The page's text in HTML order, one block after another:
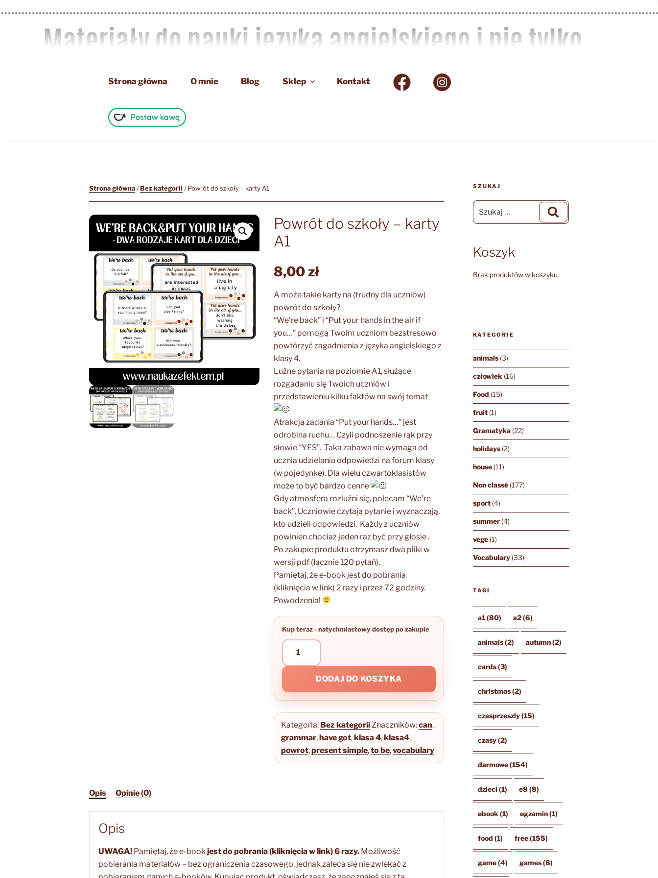
Strona główna O mnie Blog Sklep Kontakt
Strona główna/Bez kategorii / Powrót do szkoły – karty A1
Powrót do szkoły – karty
A1
8,00zł
A może takie karty na (trudny dla uczniów)
powrót do szkoły?
“We’re back” i “Put your hands in the air if
you…” pomogą Twoim uczniom bezstresowo
powtórzyć zagadnienia z języka angielskiego z
klasy 4.
Luźne pytania na poziomie A1, służące
rozgadaniu się Twoich uczniów i
przedstawieniu kilku faktów na swój temat
Atrakcją zadania “Put your hands…” jest
odrobina ruchu… Czyli podnoszenie rąk przy
słowie “YES”. Taka zabawa nie wymaga od
ucznia udzielania odpowiedzi na forum klasy
(w pojedynkę). Dla wielu czwartoklasistów
może to być bardzo cenne
Gdy atmosfera rozluźni się, polecam “We’re
back”. Uczniowie czytają pytanie i wyznaczają,
kto udzieli odpowiedzi. Każdy z uczniów
powinien chociaż jeden raz być przy głosie .
Po zakupie produktu otrzymasz dwa pliki w
wersji pdf (łącznie 120 pytań).
Pamiętaj, że e-book jest do pobrania
(kliknięcia w link) 2 razy i przez 72 godziny.
Powodzenia!
ilość
Powrót
do
A1
DODAJ DO KOSZYKA
Kategoria: Bez kategorii Znaczników:can,
grammar,have got,klasa 4,klasa4,
powrot,present simple,to be,vocabulary
Opis Opinie (0)
Opis
UWAGA! Pamiętaj, że e-bookjest do pobrania (kliknięcia w link) 6 razy. Możliwość
pobierania materiałów – bez ograniczenia czasowego, jednak zaleca się nie zwlekać z
SZUKAJ
Szukaj:
Koszyk
Brak produktów w koszyku.
KATEGORIE
animals(3)
człowiek (16)
Food (15)
fruit(1)
Gramatyka(22)
holidays(2)
house(11)
Non classé(177)
sport(4)
summer(4)
vege(1)
Vocabulary(33)
TAGI
a1(80) a2(6)
animals(2) autumn(2)
cards(3)
christmas(2)
czasprzeszly(15)
czasy(2)
darmowe(154)
dzieci(1) e8(8)
ebook (1) egzamin(1)
food (1) free(155)
game(4) games(8)